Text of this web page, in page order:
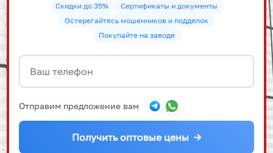
Скидки до 35%
Сертификаты и документы
Остерегайтесь мошенников и подделок
Покупайте на заводе
Отправим предложение вам
Получить оптовые цены →